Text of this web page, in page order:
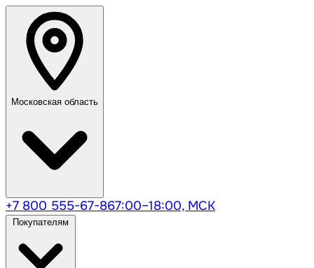
Московская область
+7 800 555-67-867:00–18:00, МСК